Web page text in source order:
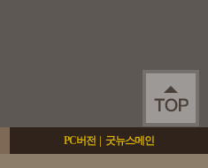
PC버전 | 굿뉴스메인